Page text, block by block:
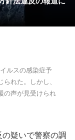
ルスの感染症予
れた。しかし、
の声が見受けられ
疑いで警察の調